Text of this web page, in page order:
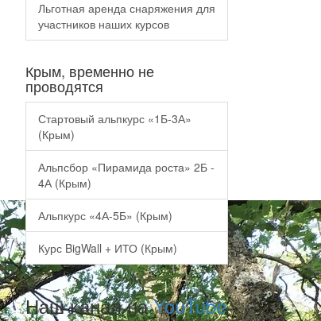
Льготная аренда снаряжения для
участников наших курсов
Крым, временно не
проводятся
Стартовый альпкурс «1Б-3А»
(Крым)
Альпсбор «Пирамида роста» 2Б -
4А (Крым)
Альпкурс «4А-5Б» (Крым)
Курс BigWall + ИТО (Крым)
Наш канал наYouTube